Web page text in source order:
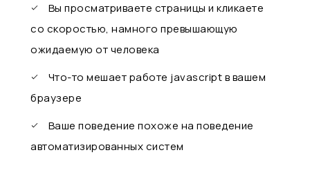
Вы просматриваете страницы и кликаете
со скоростью, намного превышающую
ожидаемую от человека
Что-то мешает работе javascript в вашем
браузере
Ваше поведение похоже на поведение
автоматизированных систем